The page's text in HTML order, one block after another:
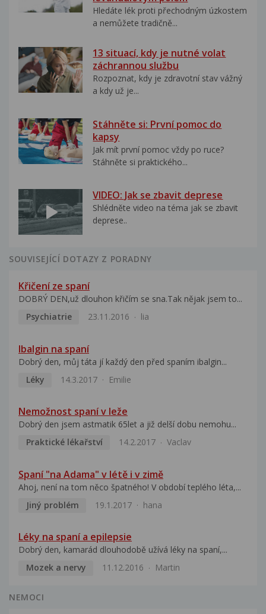
Hledáte lék proti přechodným úzkostem
a nemůžete tradičně...
13 situací, kdy je nutné volat
záchrannou službu
Rozpoznat, kdy je zdravotní stav vážný
a kdy už je...
Stáhněte si: První pomoc do
kapsy
Jak mít první pomoc vždy po ruce?
Stáhněte si praktického...
VIDEO: Jak se zbavit deprese
Shlédněte video na téma jak se zbavit
deprese..
SOUVISEJÍCÍ DOTAZY Z PORADNY
Křičení ze spaní
DOBRÝ DEN,už dlouhon křičím se sna.Tak nějak jsem to...
Psychiatrie
23.11.2016 lia
Ibalgin na spaní
Dobrý den, můj táta jí každý den před spaním ibalgin...
Léky
14.3.2017 Emilie
Nemožnost spaní v leže
Dobrý den jsem astmatik 65let a již delší dobu nemohu...
Praktické lékařství
14.2.2017 Vaclav
Spaní "na Adama" v létě i v zimě
Ahoj, není na tom něco špatného! V období teplého léta,...
Jiný problém
19.1.2017 hana
Léky na spaní a epilepsie
Dobrý den, kamarád dlouhodobě užívá léky na spaní,...
Mozek a nervy
11.12.2016 Martin
NEMOCI